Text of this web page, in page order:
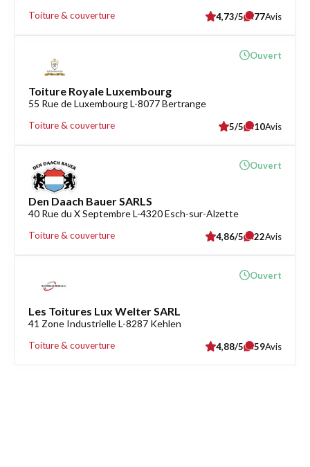
Toiture & couverture 4,73/5 77Avis
Toiture Royale Luxembourg
55 Rue de Luxembourg L-8077 Bertrange
Toiture & couverture
Ouvert
5/5 10Avis
Den Daach Bauer SARLS
40 Rue du X Septembre L-4320 Esch-sur-Alzette
Toiture & couverture
Ouvert
4,86/5 22Avis
Les Toitures Lux Welter SARL
41 Zone Industrielle L-8287 Kehlen
Toiture & couverture
Ouvert
4,88/5 59Avis